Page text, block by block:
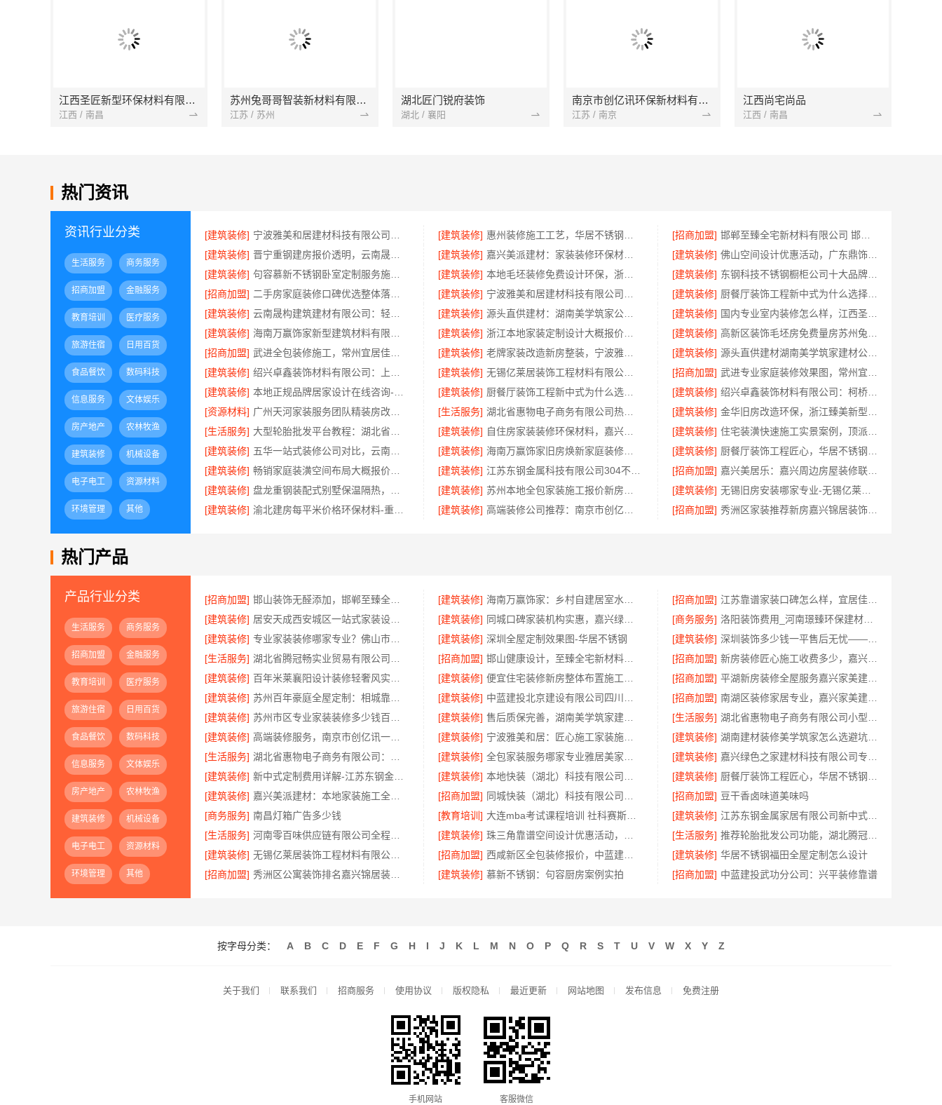
江西圣匠新型环保材料有限公司
江西 / 南昌
苏州兔哥哥智装新材料有限公司
江苏 / 苏州
湖北匠门锐府装饰
湖北 / 襄阳
南京市创亿讯环保新材料有限公司
江苏 / 南京
江西尚宅尚品
江西 / 南昌
热门资讯
资讯行业分类
生活服务 商务服务
招商加盟 金融服务
教育培训 医疗服务
旅游住宿 日用百货
食品餐饮 数码科技
信息服务 文体娱乐
房产地产 农林牧渔
建筑装修 机械设备
电子电工 资源材料
环境管理 其他
[建筑装修] [建筑装修] [招商加盟]
邯郸至臻全宅新材料有限公司 邯山装饰无醛添加
[建筑装修]
[建筑装修] [建筑装修]
佛山空间设计优惠活动，广东鼎饰售后无忧
[建筑装修]
[建筑装修] [建筑装修]
东钢科技不锈钢橱柜公司十大品牌江苏东钢金属科技有限公司
[招商加盟]
[建筑装修] [建筑装修]
厨餐厅装饰工程新中式为什么选择不锈钢材质——江苏东钢金属家居
[建筑装修]
[建筑装修] [建筑装修]
国内专业室内装修怎么样，江西圣匠新型环保材料有限公司
[建筑装修]
[建筑装修] [建筑装修]
[招商加盟]
[建筑装修] [建筑装修]
源头直供建材湖南美学筑家建材公司专业
[建筑装修]
[建筑装修] [招商加盟]
[建筑装修]
[建筑装修] [建筑装修]
绍兴卓鑫装饰材料有限公司：柯桥区专业施工队装修
[资源材料]
[生活服务] [建筑装修]
[生活服务]
[建筑装修] [建筑装修]
[建筑装修]
[建筑装修] [建筑装修]
[建筑装修]
[建筑装修] [招商加盟]
嘉兴美居乐：嘉兴周边房屋装修联系电话一键咨询
[建筑装修]
[建筑装修] [建筑装修]
无锡旧房安装哪家专业-无锡亿莱居装饰工程材料有限公司
[建筑装修]
[建筑装修] [招商加盟] 秀洲区家装推荐新房嘉兴锦居装饰材料有限公司
热门产品
产品行业分类
生活服务 商务服务
招商加盟 金融服务
教育培训 医疗服务
旅游住宿 日用百货
食品餐饮 数码科技
信息服务 文体娱乐
房产地产 农林牧渔
建筑装修 机械设备
电子电工 资源材料
环境管理 其他
[招商加盟] [建筑装修] [招商加盟]
江苏靠谱家装口碑怎么样，宜居佳装饰匠心品质
[建筑装修]
[建筑装修] [商务服务]
洛阳装饰费用_河南璟臻环保建材有限公司透明报价无隐形消费
[建筑装修]
[建筑装修] 深圳全屋定制效果图-华居不锈钢 [建筑装修]
深圳装饰多少钱一平售后无忧——广东鼎饰空间装饰工程有限公司
[生活服务]
[招商加盟] [招商加盟]
新房装修匠心施工收费多少，嘉兴美居乐建材科技有限公司
[建筑装修]
[建筑装修] [招商加盟]
平湖新房装修全屋服务嘉兴家美建材科技有限公司
[建筑装修]
[建筑装修] [招商加盟]
南湖区装修家居专业，嘉兴家美建材科技有限公司值得信赖
[建筑装修]
[建筑装修] [生活服务]
[建筑装修]
[建筑装修] [建筑装修]
湖南建材装修美学筑家怎么选避坑指南
[生活服务]
[建筑装修] [建筑装修]
[建筑装修]
[建筑装修] [建筑装修]
[建筑装修]
[招商加盟] [招商加盟] 豆干香卤味道美味吗
[商务服务] 南昌灯箱广告多少钱 [教育培训] [建筑装修]
江苏东钢金属家居有限公司新中式艺术匠心费用
[生活服务]
[建筑装修] [生活服务]
推荐轮胎批发公司功能，湖北腾冠畅一站服务
[建筑装修]
[招商加盟] [建筑装修] 华居不锈钢福田全屋定制怎么设计
[招商加盟]
[建筑装修] 慕新不锈钢：句容厨房案例实拍 [招商加盟] 中蓝建投武功分公司：兴平装修靠谱
按字母分类： A B C D E F G H I J K L M N O P Q R S T U V W X Y Z
关于我们 联系我们 招商服务 使用协议 版权隐私 最近更新 网站地图 发布信息 免费注册
手机网站 客服微信